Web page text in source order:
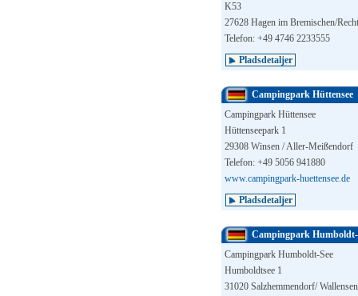
K53
27628 Hagen im Bremischen/
Telefon: +49 4746 2233555
Pladsdetaljer
Campingpark Hüttensee
Campingpark Hüttensee
Hüttenseepark 1
29308 Winsen / Aller-Meißendorf
Telefon: +49 5056 941880
www.campingpark-huettensee.de
Pladsdetaljer
Campingpark Humboldt-
Campingpark Humboldt-See
Humboldtsee 1
31020 Salzhemmendorf/ Wallensen